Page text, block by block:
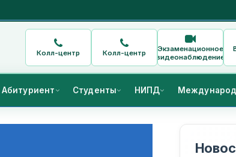
Колл-центр Колл-центр
Экзаменационное
видеонаблюдение
Абитуриент Студенты НИПД